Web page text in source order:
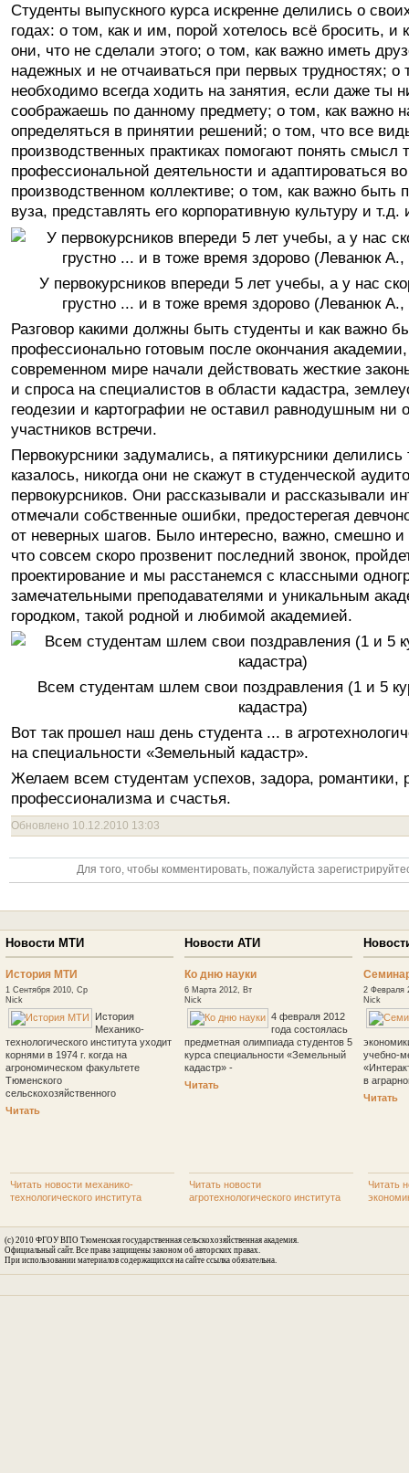
Студенты выпускного курса искренне делились о
годах: о том, как и им, порой хотелось всё бросить, и
они, что не сделали этого; о том, как важно иметь
надежных и не отчаиваться при первых трудностях; о
необходимо всегда ходить на занятия, если даже ты
соображаешь по данному предмету; о том, как важно
определяться в принятии решений; о том, что все
производственных практиках помогают понять смысл
профессиональной деятельности и адаптироваться
производственном коллективе; о том, как важно быть
вуза, представлять его корпоративную культуру и т.д.
У первокурсников впереди 5 лет учебы, а у нас
грустно ... и в тоже время здорово (Леванюк А.,
Разговор какими должны быть студенты и как важно
профессионально готовым после окончания академии,
современном мире начали действовать жесткие
и спроса на специалистов в области кадастра,
геодезии и картографии не оставил равнодушным ни
участников встречи.
Первокурсники задумались, а пятикурсники
казалось, никогда они не скажут в студенческой
первокурсников. Они рассказывали и рассказывали
отмечали собственные ошибки, предостерегая
от неверных шагов. Было интересно, важно, смешно и
что совсем скоро прозвенит последний звонок,
проектирование и мы расстанемся с классными
замечательными преподавателями и уникальным
городком, такой родной и любимой академией.
Всем студентам шлем свои поздравления (1 и 5
кадастра)
Вот так прошел наш день студента ... в
на специальности «Земельный кадастр».
Желаем всем студентам успехов, задора, романтики,
профессионализма и счастья.
Обновлено 10.12.2010 13:03
Для того, чтобы комментировать, пожалуйста
Новости МТИ
История МТИ
1 Сентября 2010, Ср
Nick
История
Механико-
технологического института уходит
корнями в 1974 г. когда на
агрономическом факультете
Тюменского
сельскохозяйственного
Читать
Новости АТИ
Ко дню науки
6 Марта 2012, Вт
Nick
4 февраля 2012
года состоялась
предметная олимпиада студентов 5
курса специальности «Земельный
кадастр» -
Читать
2 Февраля
Nick
учебно-
в
Читать
Читать новости механико-
технологического института
Читать новости
агротехнологического института
Читать
(c) 2010 ФГОУ ВПО Тюменская государственная сельскохозяйственная академия.
Официальный сайт. Все права защищены законом об авторских правах.
При использовании материалов содержащихся на сайте ссылка обязательна.